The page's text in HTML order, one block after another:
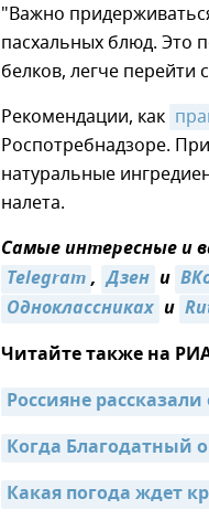
"Важно
пасхальных блюд. Это
белков, легче перейти
Рекомендации, как
Роспотребнадзоре.
натуральные
налета.
Самые интересные и
Telegram, Дзен и
Одноклассниках и
Читайте также на
Россияне
Когда Благодатный
Какая погода ждет